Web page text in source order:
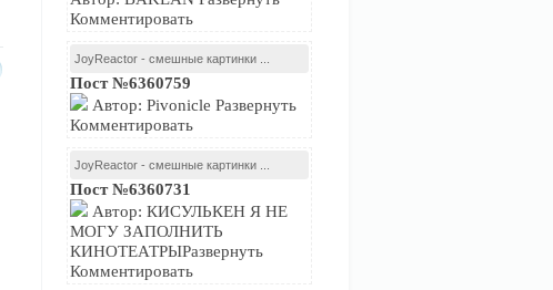
Комментировать
JoyReactor - смешные картинки ...
Пост №6360759
Автор: Pivonicle Развернуть
Комментировать
JoyReactor - смешные картинки ...
Пост №6360731
Автор: КИСУЛЬКЕН Я НЕ
МОГУ ЗАПОЛНИТЬ
КИНОТЕАТРЫРазвернуть
Комментировать